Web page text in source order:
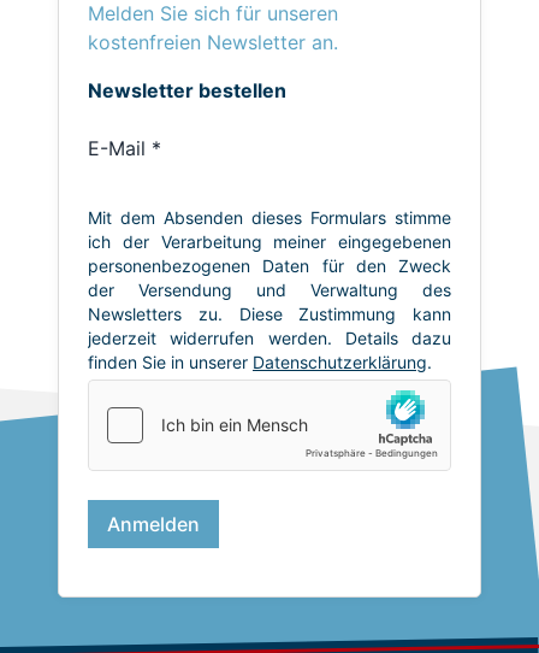
Melden Sie sich für unseren
kostenfreien Newsletter an.